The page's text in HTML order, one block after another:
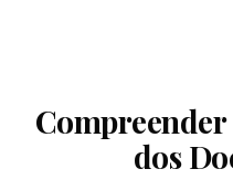
dos